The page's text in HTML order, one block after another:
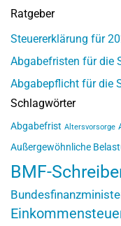
Ratgeber
Steuererklärung für
Abgabefristen für die
Abgabepflicht für die
Schlagwörter
Abgabefrist Altersvorsorge
Außergewöhnliche
BMF-